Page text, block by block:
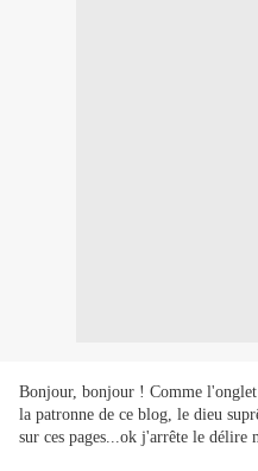
Bonjour, bonjour ! Comme
la patronne de ce blog, le dieu
sur ces pages...ok j'arrête le délire